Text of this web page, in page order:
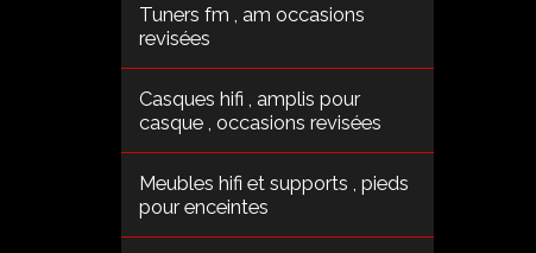
Tuners fm , am occasions
revisées
Casques hifi , amplis pour
casque , occasions revisées
Meubles hifi et supports , pieds
pour enceintes